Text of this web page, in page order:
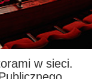
w sieci.